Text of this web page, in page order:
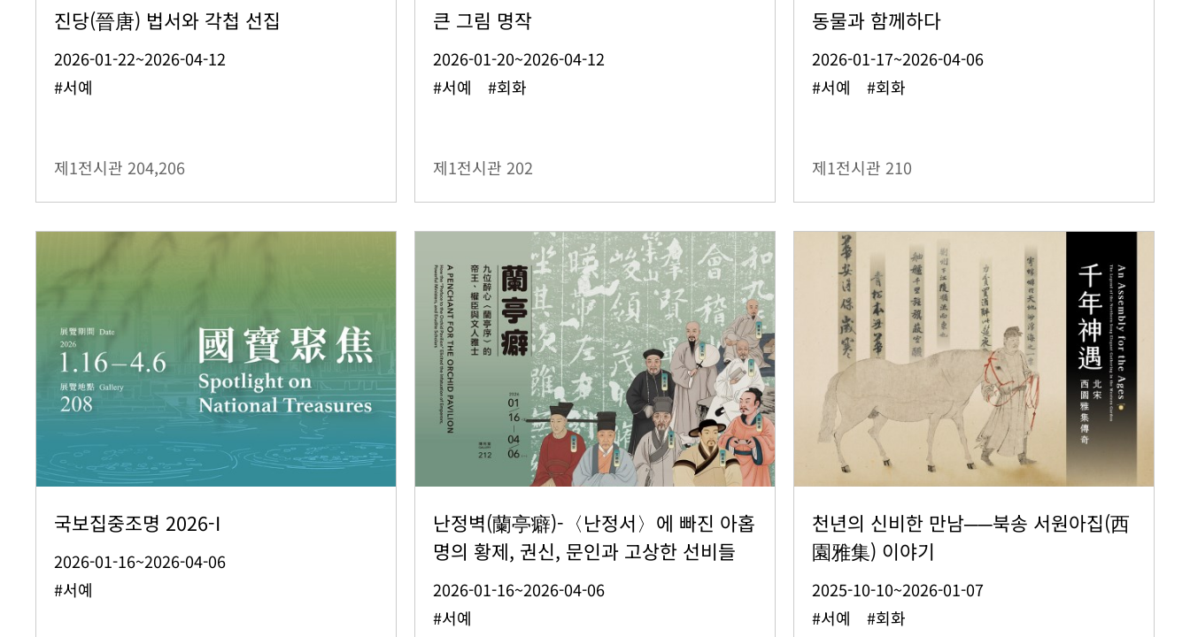
진당(晉唐) 법서와 각첩 선집
2026-01-22~2026-04-12
#서예
제1전시관 204,206
큰 그림 명작
2026-01-20~2026-04-12
#서예 #회화
제1전시관 202
동물과 함께하다
2026-01-17~2026-04-06
#서예 #회화
제1전시관 210
국보집중조명 2026-I
2026-01-16~2026-04-06
#서예
난정벽(蘭亭癖)-〈난정서〉에 빠진 아홉
명의 황제, 권신, 문인과 고상한 선비들
2026-01-16~2026-04-06
#서예
천년의 신비한 만남──북송 서원아집(西
園雅集) 이야기
2025-10-10~2026-01-07
#서예 #회화